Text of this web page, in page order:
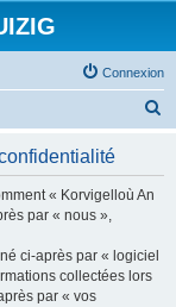
Connexion
« Korvigelloù An
par « nous »,
ci-après par « logiciel
collectées lors
par « vos